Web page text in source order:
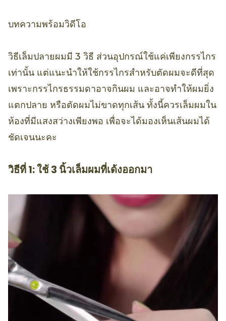
บทความพร้อมวิดีโอ
วิธีเล็มปลายผมมี 3 วิธี ส่วนอุปกรณ์ใช้แค่เพียงกรรไกร
เท่านั้น แต่แนะนำให้ใช้กรรไกรสำหรับตัดผมจะดีที่สุด
เพราะกรรไกรธรรมดาอาจกินผม และอาจทำให้ผมยิ่ง
แตกปลาย หรือตัดผมไม่ขาดทุกเส้น ทั้งนี้ควรเล็มผมใน
ห้องที่มีแสงสว่างเพียงพอ เพื่อจะได้มองเห็นเส้นผมได้
ชัดเจนนะคะ
วิธีที่ 1: ใช้ 3 นิ้วเล็มผมที่เด้งออกมา